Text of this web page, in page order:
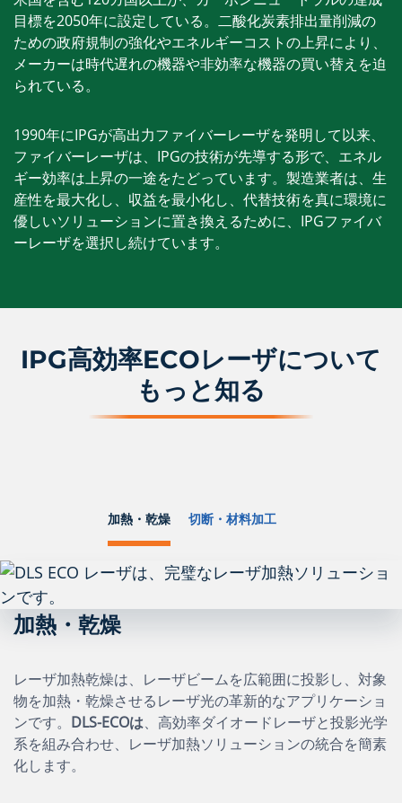
目標を2050年に設定している。二酸化炭素排出量削減の
ための政府規制の強化やエネルギーコストの上昇により、
メーカーは時代遅れの機器や非効率な機器の買い替えを迫
られている。
1990年にIPGが高出力ファイバーレーザを発明して以来、
ファイバーレーザは、IPGの技術が先導する形で、エネル
ギー効率は上昇の一途をたどっています。製造業者は、生
産性を最大化し、収益を最小化し、代替技術を真に環境に
優しいソリューションに置き換えるために、IPGファイバ
ーレーザを選択し続けています。
IPG高効率ECOレーザについて
もっと知る
加熱・乾燥 切断・材料加工
加熱・乾燥
レーザ加熱乾燥は、レーザビームを広範囲に投影し、対象
物を加熱・乾燥させるレーザ光の革新的なアプリケーショ
ンです。 DLS-ECOは、高効率ダイオードレーザと投影光学
系を組み合わせ、レーザ加熱ソリューションの統合を簡素
化します。